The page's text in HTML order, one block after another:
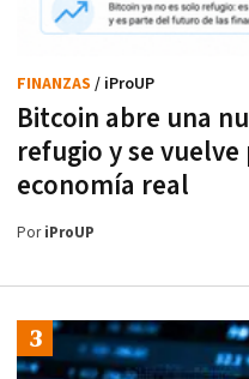
Bitcoin abre una
refugio y se
economía real
FINANZAS / iProUP
PoriProUP